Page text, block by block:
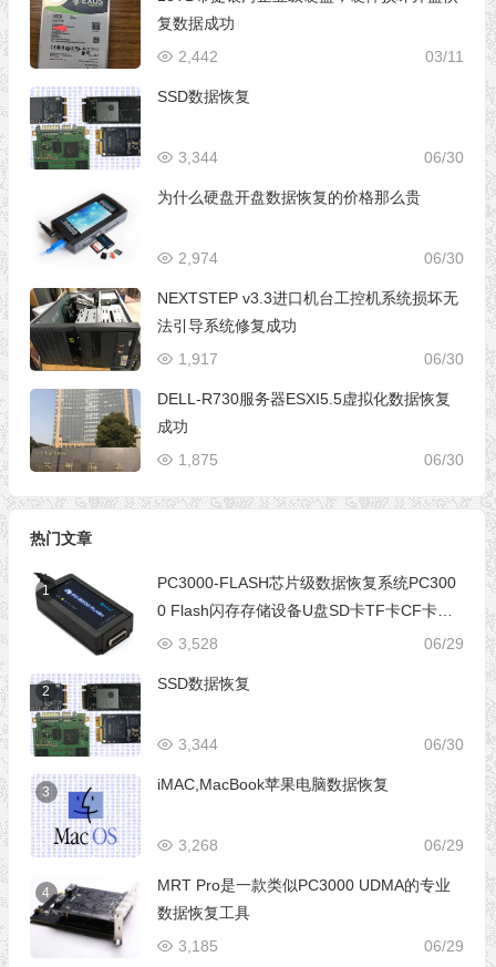
复数据成功
03/11
2,442
SSD数据恢复
06/30
3,344
为什么硬盘开盘数据恢复的价格那么贵
06/30
2,974
NEXTSTEP v3.3进口机台工控机系统损坏无
法引导系统修复成功
06/30
1,917
DELL-R730服务器ESXI5.5虚拟化数据恢复
成功
06/30
1,875
热门文章
1
PC3000-FLASH芯片级数据恢复系统PC300
0 Flash闪存存储设备U盘SD卡TF卡CF卡芯
片级数据恢复设备
06/29
3,528
2 SSD数据恢复
06/30
3,344
3 iMAC,MacBook苹果电脑数据恢复
06/29
3,268
4
MRT Pro是一款类似PC3000 UDMA的专业
数据恢复工具
06/29
3,185